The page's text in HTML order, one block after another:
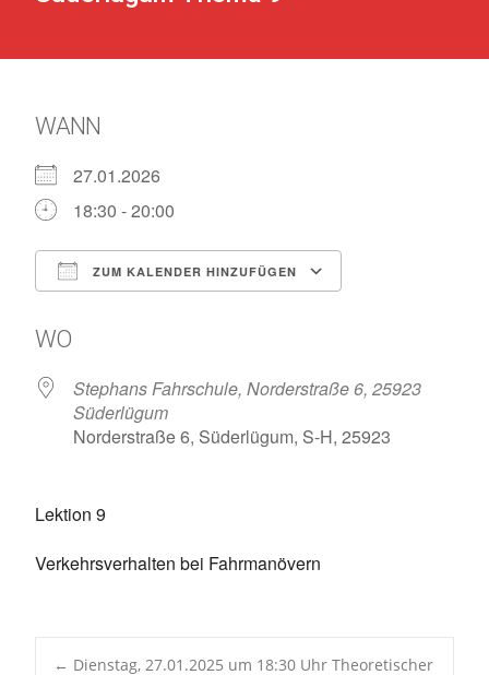
WANN
27.01.2026
18:30 - 20:00
ZUM KALENDER HINZUFÜGEN
WO
Stephans Fahrschule, Norderstraße 6, 25923
Süderlügum
Norderstraße 6, Süderlügum, S-H, 25923
Lektion 9
Verkehrsverhalten bei Fahrmanövern
← Dienstag, 27.01.2025 um 18:30 Uhr Theoretischer